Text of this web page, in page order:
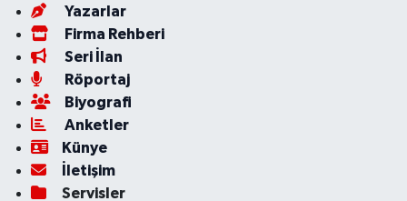
Yazarlar
Firma Rehberi
Seri İlan
Röportaj
Biyografi
Anketler
Künye
İletişim
Servisler